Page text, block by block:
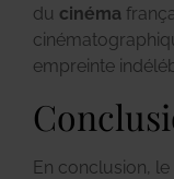
du cinéma
empreinte
En conclusion, le